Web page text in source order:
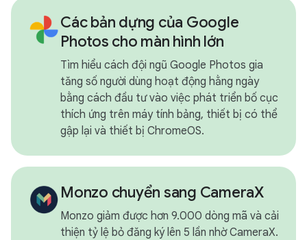
Các bản dựng của Google
Photos cho màn hình lớn
Tìm hiểu cách đội ngũ Google Photos gia
tăng số người dùng hoạt động hằng ngày
bằng cách đầu tư vào việc phát triển bố cục
thích ứng trên máy tính bảng, thiết bị có thể
gập lại và thiết bị ChromeOS.
Monzo chuyển sang CameraX
Monzo giảm được hơn 9.000 dòng mã và cải
thiện tỷ lệ bỏ đăng ký lên 5 lần nhờ CameraX.